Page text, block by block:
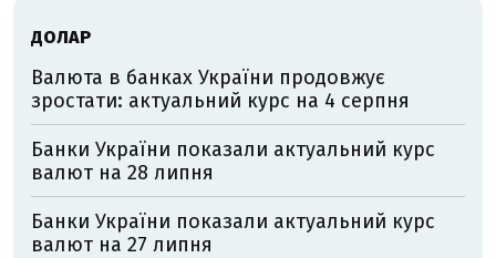
ДОЛАР
Валюта в банках України продовжує
зростати: актуальний курс на 4 серпня
Банки України показали актуальний курс
валют на 28 липня
Банки України показали актуальний курс
валют на 27 липня